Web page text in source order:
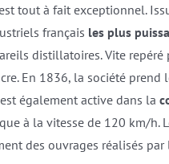
tout à fait exceptionnel.
français les plus
distillatoires. Vite
En 1836, la société prend
également active dans la
à la vitesse de 120 km/h.
des ouvrages réalisés par